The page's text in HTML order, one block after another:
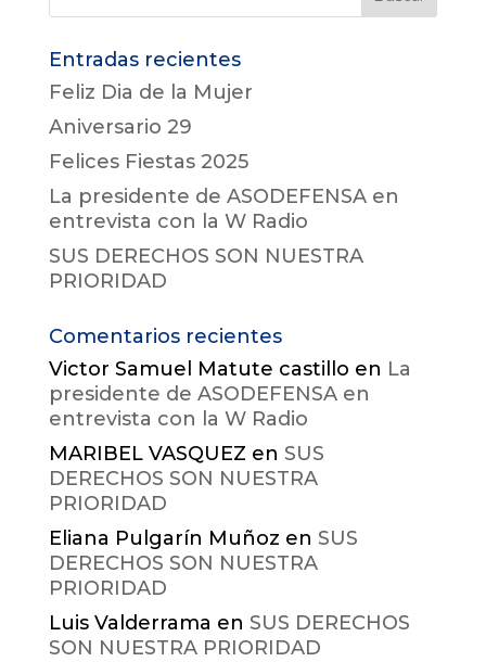
Entradas recientes
Feliz Dia de la Mujer
Aniversario 29
Felices Fiestas 2025
La presidente de ASODEFENSA en
entrevista con la W Radio
SUS DERECHOS SON NUESTRA
PRIORIDAD
Comentarios recientes
Victor Samuel Matute castillo en La
presidente de ASODEFENSA en
entrevista con la W Radio
MARIBEL VASQUEZ en SUS
DERECHOS SON NUESTRA
PRIORIDAD
Eliana Pulgarín Muñoz en SUS
DERECHOS SON NUESTRA
PRIORIDAD
Luis Valderrama en SUS DERECHOS
SON NUESTRA PRIORIDAD